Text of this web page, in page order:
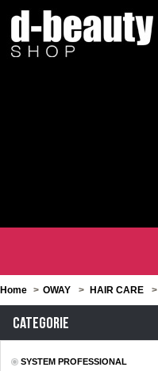
Home > OWAY > HAIR CARE >
Categorie
SYSTEM PROFESSIONAL